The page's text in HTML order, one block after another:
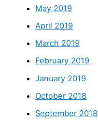
May 2019
April 2019
March 2019
February 2019
January 2019
October 2018
September 2018